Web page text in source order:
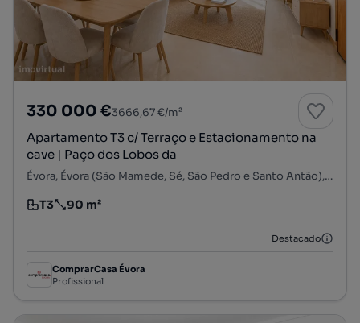
330 000 €3666,67 €/m²
Apartamento T3 c/ Terraço e Estacionamento na
cave | Paço dos Lobos da
Évora, Évora (São Mamede, Sé, São Pedro e Santo Antão), Évora, Évora
Tipologia
T3
Preço por metro quadrado
90 m²
Destacado
ComprarCasa Évora
Profissional